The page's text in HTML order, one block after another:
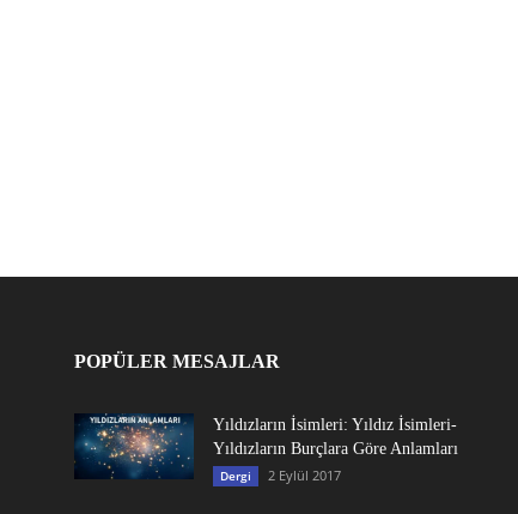
POPÜLER MESAJLAR
Yıldızların İsimleri: Yıldız İsimleri-
Yıldızların Burçlara Göre Anlamları
Dergi 2 Eylül 2017